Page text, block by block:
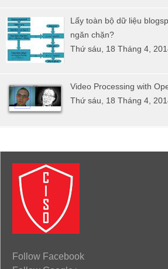
Lấy toàn bộ dữ liệu
ngăn chặn?
Thứ sáu, 18 Tháng 4,
Video Processing with
Thứ sáu, 18 Tháng 4,
Follow Facebook